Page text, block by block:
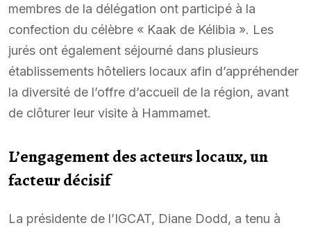
membres de la délégation ont participé à la
confection du célèbre « Kaak de Kélibia ». Les
jurés ont également séjourné dans plusieurs
établissements hôteliers locaux afin d’appréhender
la diversité de l’offre d’accueil de la région, avant
de clôturer leur visite à Hammamet.
L’engagement des acteurs locaux, un
facteur décisif
La présidente de l’IGCAT, Diane Dodd, a tenu à